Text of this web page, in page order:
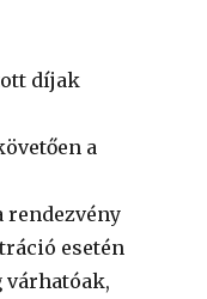
díjak
a
rendezvény
esetén
várhatóak,